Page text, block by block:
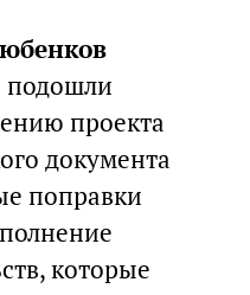
подошли
проекта
документа
поправки
которые